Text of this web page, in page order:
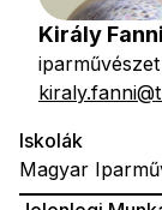
Király Fanni
Iskolák
Magyar